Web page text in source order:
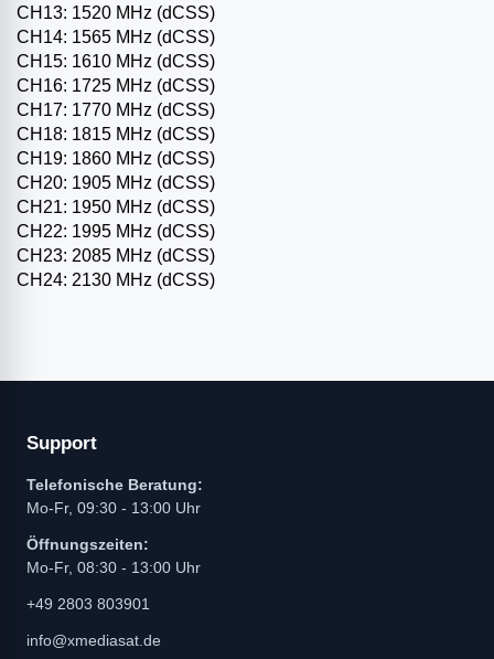
CH13: 1520 MHz (dCSS)
CH14: 1565 MHz (dCSS)
CH15: 1610 MHz (dCSS)
CH16: 1725 MHz (dCSS)
CH17: 1770 MHz (dCSS)
CH18: 1815 MHz (dCSS)
CH19: 1860 MHz (dCSS)
CH20: 1905 MHz (dCSS)
CH21: 1950 MHz (dCSS)
CH22: 1995 MHz (dCSS)
CH23: 2085 MHz (dCSS)
CH24: 2130 MHz (dCSS)
Support
Telefonische Beratung:
Mo-Fr, 09:30 - 13:00 Uhr
Öffnungszeiten:
Mo-Fr, 08:30 - 13:00 Uhr
+49 2803 803901
info@xmediasat.de